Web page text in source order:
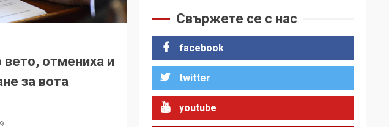
отмениха и
за вота
Свържете се с нас
facebook
twitter
youtube